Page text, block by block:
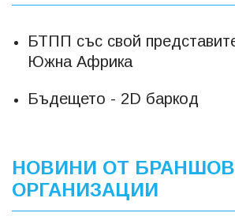
БТПП със свой
Южна Африка
Бъдещето - 2D баркод
НОВИНИ ОТ
ОРГАНИЗАЦИИ